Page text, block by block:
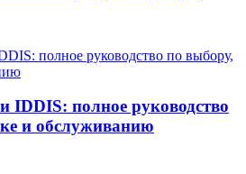
IDDIS: полное руководство
и обслуживанию